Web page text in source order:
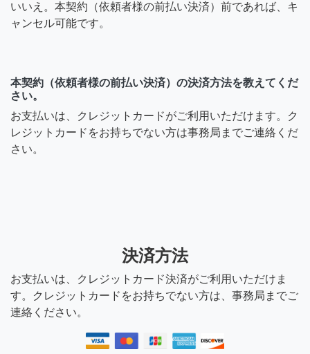
いいえ。本契約（依頼者様の前払い決済）前であれば、キ
ャンセル可能です。
本契約（依頼者様の前払い決済）の決済方法を教えてくだ
さい。
お支払いは、クレジットカードがご利用いただけます。ク
レジットカードをお持ちでない方は事務局までご連絡くだ
さい。
決済方法
お支払いは、クレジットカード決済がご利用いただけま
す。クレジットカードをお持ちでない方は、事務局までご
連絡ください。